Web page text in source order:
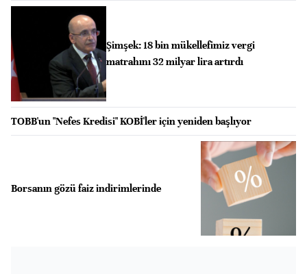
Şimşek: 18 bin mükellefimiz vergi
matrahını 32 milyar lira artırdı
TOBB'un "Nefes Kredisi" KOBİ'ler için yeniden başlıyor
Borsanın gözü faiz indirimlerinde